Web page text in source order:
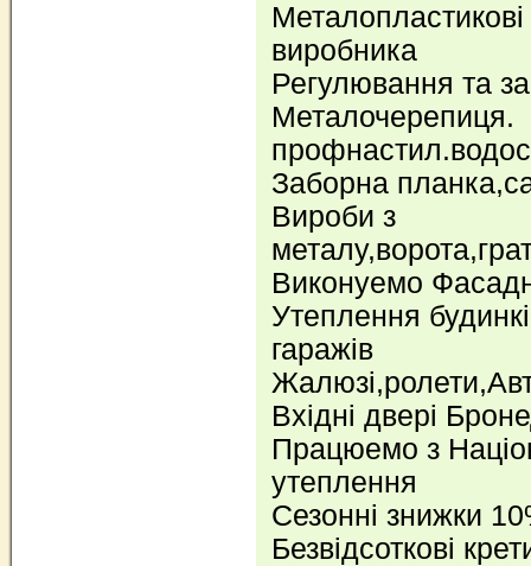
Металопластикові
виробника
Регулювання та
Металочерепиця.
Заборна
Вироби з
Виконуемо
Утеплення
гаражів
Вхідні двері
Працюемо з
утеплення
Сезонні знижки
Безвідсоткові